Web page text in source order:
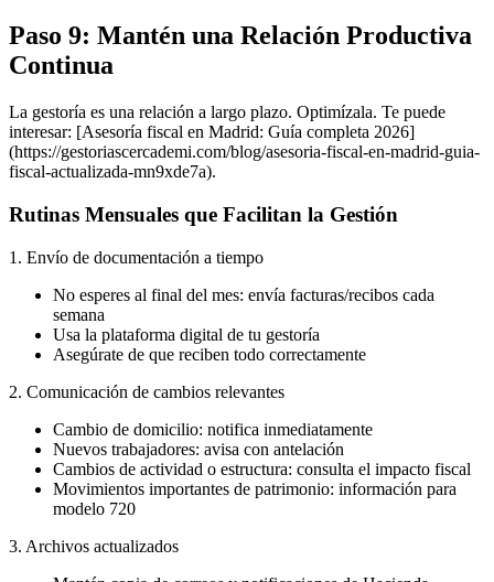
Paso 9: Mantén una Relación Productiva
Continua
La gestoría es una relación a largo plazo. Optimízala. Te puede
interesar: [Asesoría fiscal en Madrid: Guía completa 2026]
(https://gestoriascercademi.com/blog/asesoria-fiscal-en-madrid-guia-
fiscal-actualizada-mn9xde7a).
Rutinas Mensuales que Facilitan la Gestión
1. Envío de documentación a tiempo
No esperes al final del mes: envía facturas/recibos cada
semana
Usa la plataforma digital de tu gestoría
Asegúrate de que reciben todo correctamente
2. Comunicación de cambios relevantes
Cambio de domicilio: notifica inmediatamente
Nuevos trabajadores: avisa con antelación
Cambios de actividad o estructura: consulta el impacto fiscal
Movimientos importantes de patrimonio: información para
modelo 720
3. Archivos actualizados